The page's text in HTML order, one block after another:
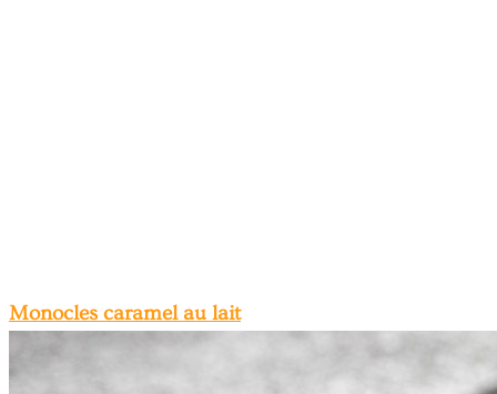
Monocles caramel au lait